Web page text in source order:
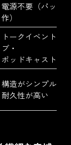
電源不要（パッシ
作）
トークイベント・
ブ・
ポッドキャスト
構造がシンプルで
耐久性が高い